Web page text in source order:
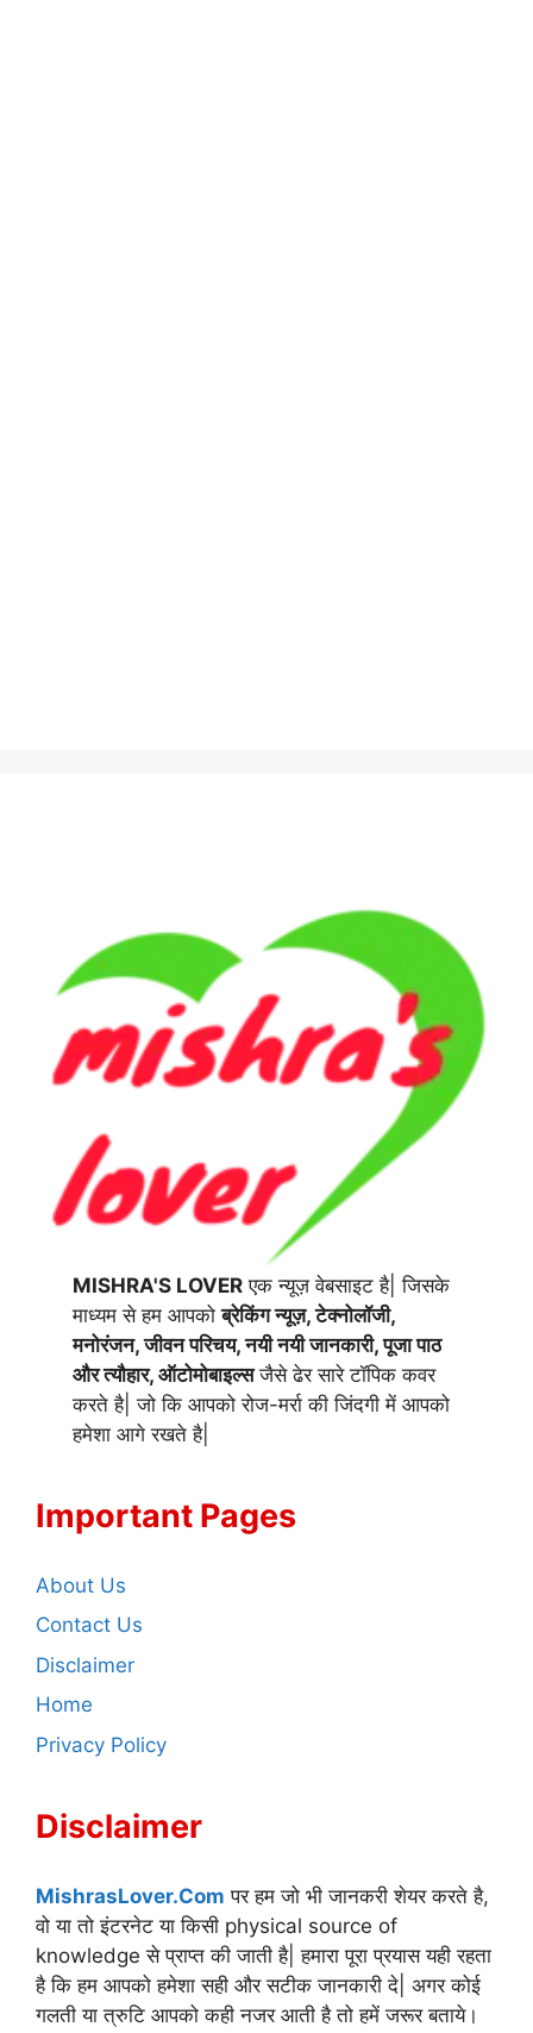
MISHRA'S LOVER एक न्यूज़ वेबसाइट है| जिसके
माध्यम से हम आपकोब्रेकिंग न्यूज़, टेक्नोलॉजी,
मनोरंजन, जीवन परिचय, नयी नयी जानकारी, पूजा पाठ
और त्यौहार, ऑटोमोबाइल्सजैसे ढेर सारे टॉपिक कवर
करते है| जो कि आपको रोज-मर्रा की जिंदगी में आपको
हमेशा आगे रखते है|
Important Pages
About Us
Contact Us
Disclaimer
Home
Privacy Policy
Disclaimer
MishrasLover.Com पर हम जो भी जानकरी शेयर करते है,
वो या तो इंटरनेट या किसी physical source of
knowledge से प्राप्त की जाती है| हमारा पूरा प्रयास यही रहता
है कि हम आपको हमेशा सही और सटीक जानकारी दे| अगर कोई
गलती या त्रुटि आपको कही नजर आती है तो हमें जरूर बताये।